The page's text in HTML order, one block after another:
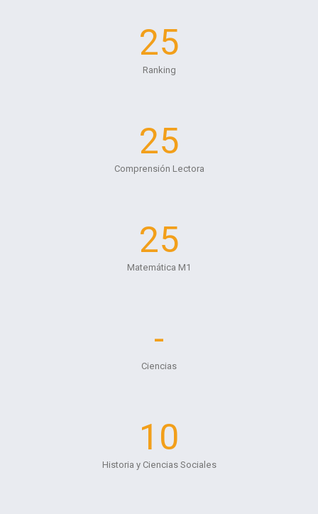
25
Ranking
25
Comprensión Lectora
25
Matemática M1
-
Ciencias
10
Historia y Ciencias Sociales